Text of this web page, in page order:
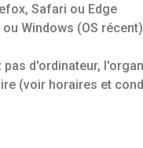
Safari ou Edge
Windows (OS récent)
d'ordinateur,
(voir horaires et